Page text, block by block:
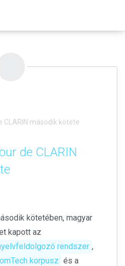
CLARIN második kötete
de CLARIN
kötetében, magyar
kapott az
rendszer ,
korpusz és a